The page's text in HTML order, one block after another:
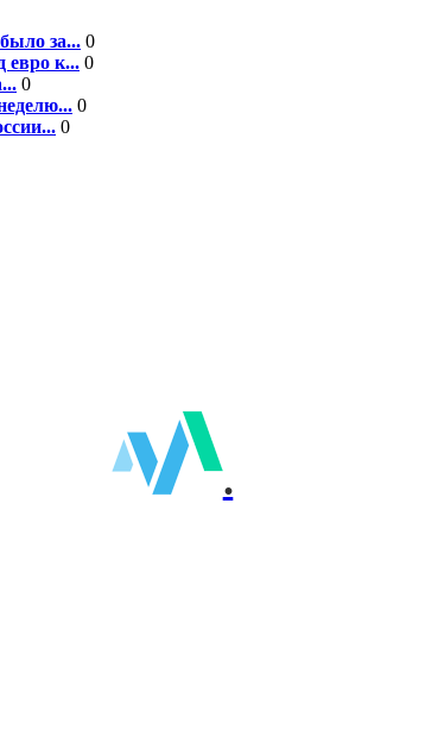
за... 0
евро к... 0
0
0
0
.